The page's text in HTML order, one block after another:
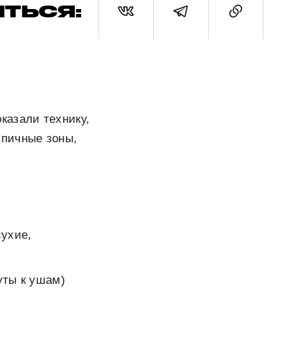
технику,
зоны,
к ушам)